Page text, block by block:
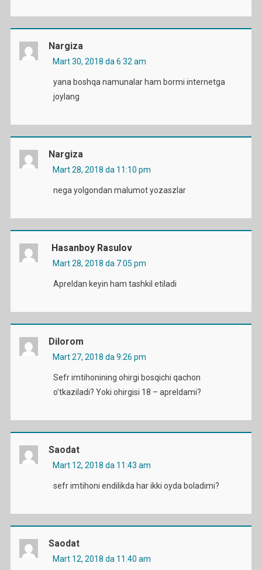
Nargiza
Mart 30, 2018 da 6:32 am
yana boshqa namunalar ham bormi internetga
joylang
Nargiza
Mart 28, 2018 da 11:10 pm
nega yolgondan malumot yozaszlar
Hasanboy Rasulov
Mart 28, 2018 da 7:05 pm
Apreldan keyin ham tashkil etiladi
Dilorom
Mart 27, 2018 da 9:26 pm
Sefr imtihonining ohirgi bosqichi qachon
o’tkaziladi? Yoki ohirgisi 18 – apreldami?
Saodat
Mart 12, 2018 da 11:43 am
sefr imtihoni endilikda har ikki oyda boladimi?
Saodat
Mart 12, 2018 da 11:40 am